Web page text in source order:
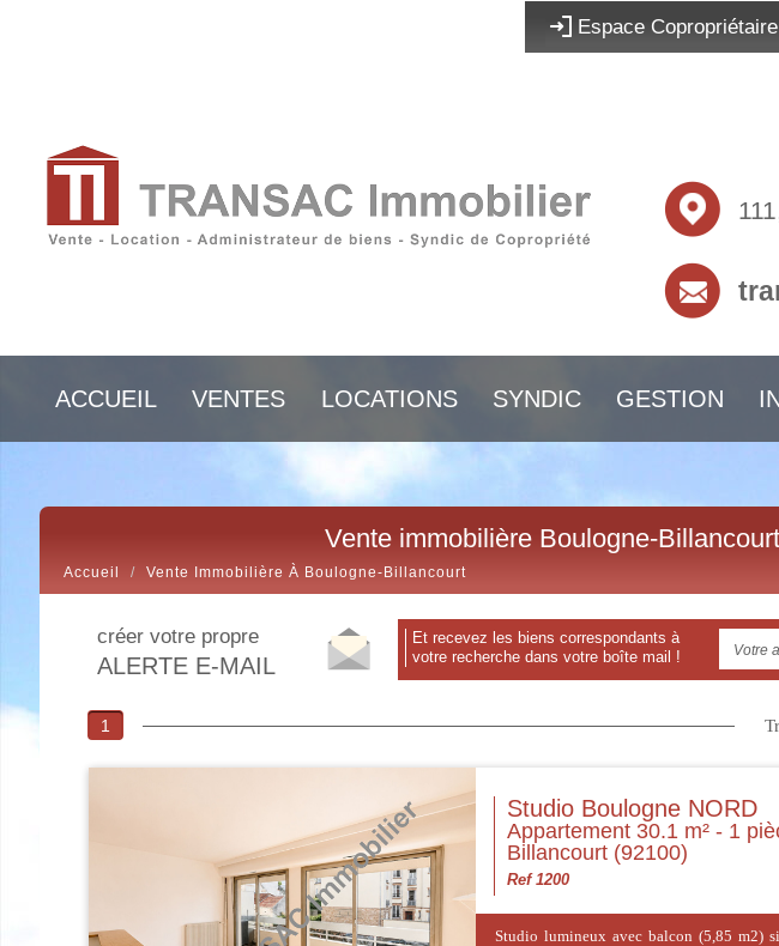
Espace Copropriétaire
ACCUEIL VENTES LOCATIONS SYNDIC GESTION
Vente immobilière Boulogne-Billancourt
Accueil Vente Immobilière À Boulogne-Billancourt
créer votre propre
ALERTE E-MAIL
et recevez les biens correspondants à
votre recherche dans votre boîte mail !
1
Studio Boulogne NORD
Appartement 30.1 m² - 1
Billancourt (92100)
Ref 1200
Studio lumineux avec balcon (5,85 m2)